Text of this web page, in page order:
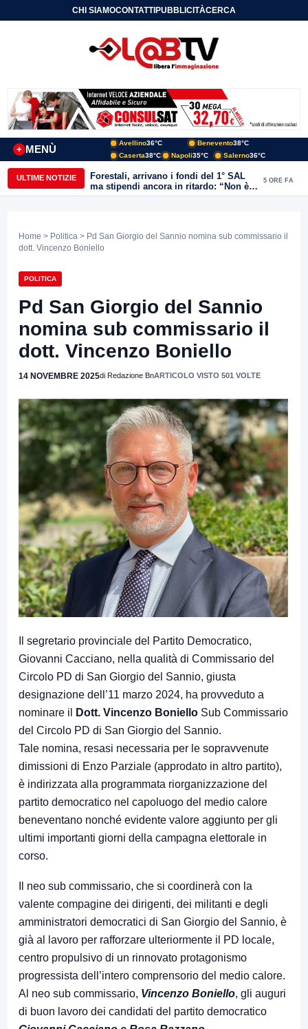
CHI SIAMOCONTATTIPUBBLICITÀCERCA
MENÙ
+
Avellino36°C Benevento38°C
Caserta38°C Napoli35°C Salerno36°C
ULTIME NOTIZIE
Forestali, arrivano i fondi del 1° SAL
ma stipendi ancora in ritardo: “Non è
più sostenibile”
5 ORE FA
Home > Politica > Pd San Giorgio del Sannio nomina sub commissario il
dott. Vincenzo Boniello
POLITICA
Pd San Giorgio del Sannio
nomina sub commissario il
dott. Vincenzo Boniello
14 NOVEMBRE 2025di Redazione BnARTICOLO VISTO 501 VOLTE
Il segretario provinciale del Partito Democratico,
Giovanni Cacciano, nella qualità di Commissario del
Circolo PD di San Giorgio del Sannio, giusta
designazione dell’11 marzo 2024, ha provveduto a
nominare il
Dott. Vincenzo Boniello Sub Commissario
del Circolo PD di San Giorgio del Sannio.
Tale nomina, resasi necessaria per le sopravvenute
dimissioni di Enzo Parziale (approdato in altro partito),
è indirizzata alla programmata riorganizzazione del
partito democratico nel capoluogo del medio calore
beneventano nonché evidente valore aggiunto per gli
ultimi importanti giorni della campagna elettorale in
corso.
Il neo sub commissario, che si coordinerà con la
valente compagine dei dirigenti, dei militanti e degli
amministratori democratici di San Giorgio del Sannio, è
già al lavoro per rafforzare ulteriormente il PD locale,
centro propulsivo di un rinnovato protagonismo
progressista dell’intero comprensorio del medio calore.
Al neo sub commissario, Vincenzo Boniello, gli auguri
di buon lavoro dei candidati del partito democratico